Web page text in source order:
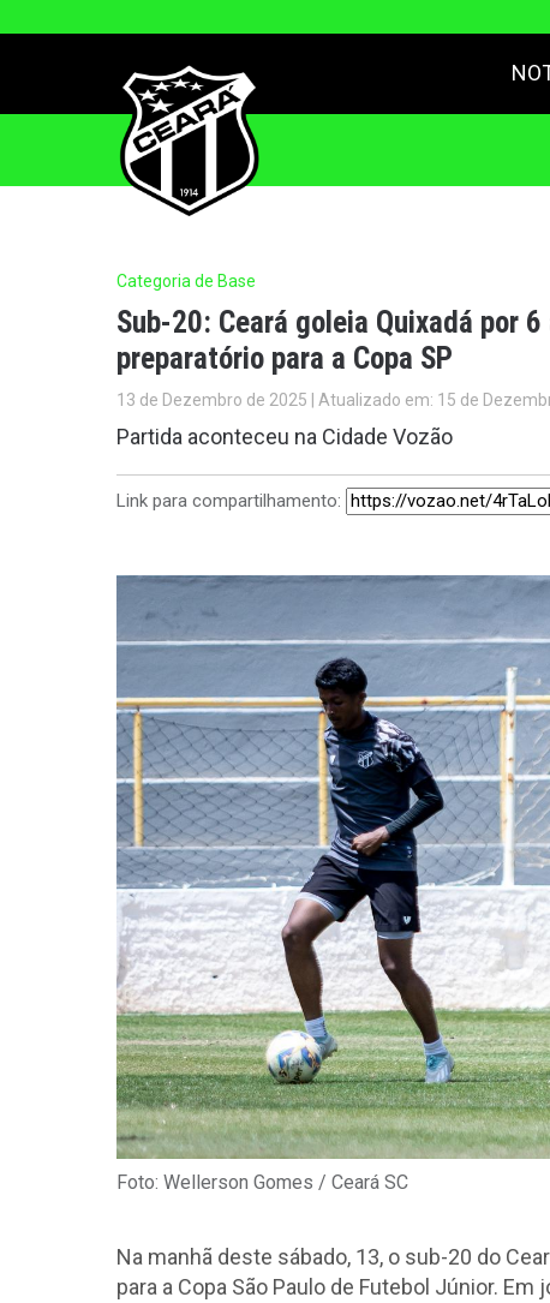
Categoria de Base
Sub-20: Ceará goleia Quixadá por
preparatório para a Copa SP
13 de Dezembro de 2025 | Atualizado em: 15 de
Partida aconteceu na Cidade Vozão
Link para compartilhamento:
Foto: Wellerson Gomes / Ceará SC
Na manhã deste sábado, 13, o sub-20 do
para a Copa São Paulo de Futebol Júnior.